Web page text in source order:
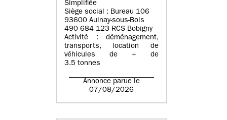
Simplifiée
Siège social : Bureau 106
93600 Aulnay-sous-Bois
490 684 123 RCS Bobigny
Activité : déménagement,
transports, location de
véhicules de + de
3.5 tonnes
Annonce parue le
07/08/2026